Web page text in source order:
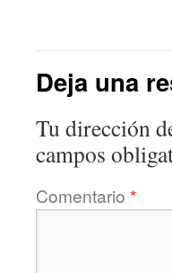
Deja una
Tu dirección
campos
Comentario *